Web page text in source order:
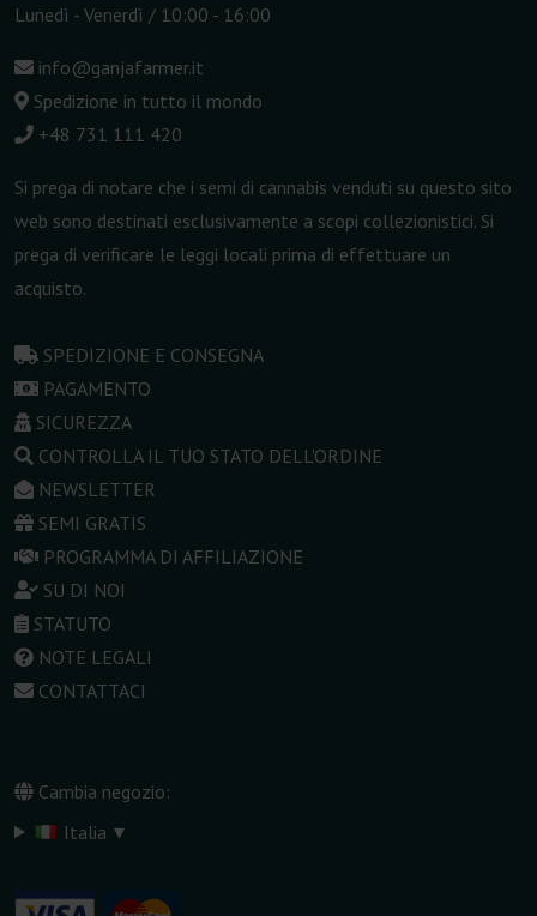
Lunedì - Venerdì / 10:00 - 16:00
info@ganjafarmer.it
Spedizione in tutto il mondo
+48 731 111 420
Si prega di notare che i semi di cannabis venduti su questo sito
web sono destinati esclusivamente a scopi collezionistici. Si
prega di verificare le leggi locali prima di effettuare un
acquisto.
SPEDIZIONE E CONSEGNA
PAGAMENTO
SICUREZZA
CONTROLLA IL TUO STATO DELL'ORDINE
NEWSLETTER
SEMI GRATIS
PROGRAMMA DI AFFILIAZIONE
SU DI NOI
STATUTO
NOTE LEGALI
CONTATTACI
Cambia negozio:
Italia ▾